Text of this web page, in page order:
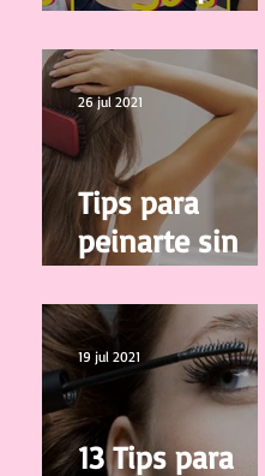
edad
Tips para
peinarte sin
salir de casa
26 jul 2021
13 Tips para
19 jul 2021